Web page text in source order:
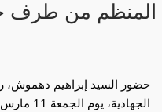
المنظم من طرف